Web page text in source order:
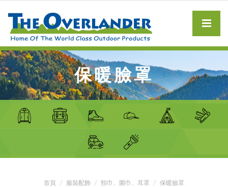
保暖臉罩
首頁 服裝配飾 頸巾、圍巾、耳罩 保暖臉罩